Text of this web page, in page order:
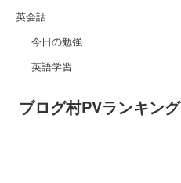
英会話
今日の勉強
英語学習
ブログ村PVランキング